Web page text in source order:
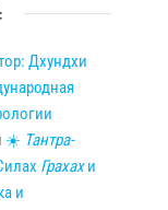
Дхундхи
☀ Тантра-
Грахахи
и